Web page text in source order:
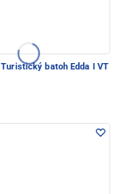
Turistický batoh Edda I VT